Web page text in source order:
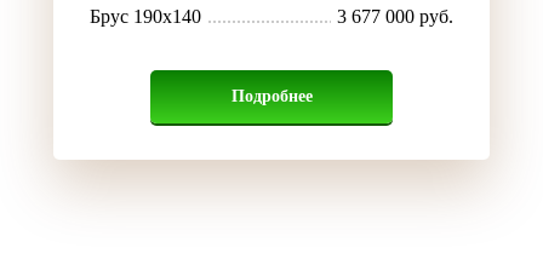
Брус 190х140
3 677 000 руб.
Подробнее